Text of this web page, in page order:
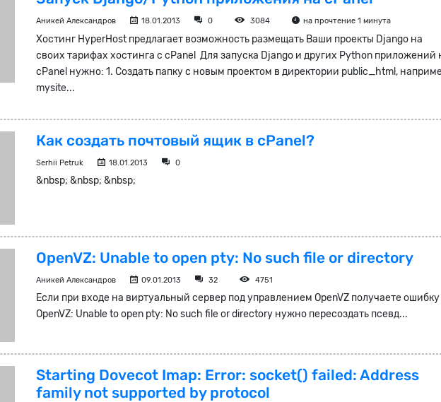
Аникей Александров 18.01.2013 0 3084 на прочтение 1 минута
Хостинг HyperHost предлагает возможность размещать Ваши проекты Django на
своих тарифах хостинга с cPanel Для запуска Django и других Python приложений
cPanel нужно: 1. Создать папку с новым проектом в директории public_html,
mysite...
Как создать почтовый ящик в cPanel?
Serhii Petruk 18.01.2013 0
&nbsp; &nbsp; &nbsp;
OpenVZ: Unable to open pty: No such file or directory
Аникей Александров 09.01.2013 32 4751
Если при входе на виртуальный сервер под управлением OpenVZ получаете ошибку
OpenVZ: Unable to open pty: No such file or directory нужно пересоздать псевд...
Starting Dovecot Imap: Error: socket() failed: Address
family not supported by protocol